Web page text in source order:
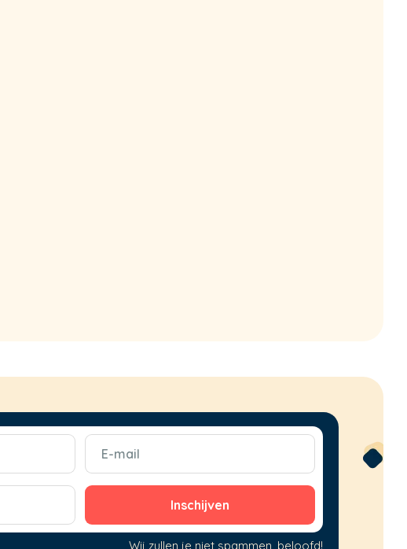
E-
mail
Wij zullen je niet spammen, beloofd!